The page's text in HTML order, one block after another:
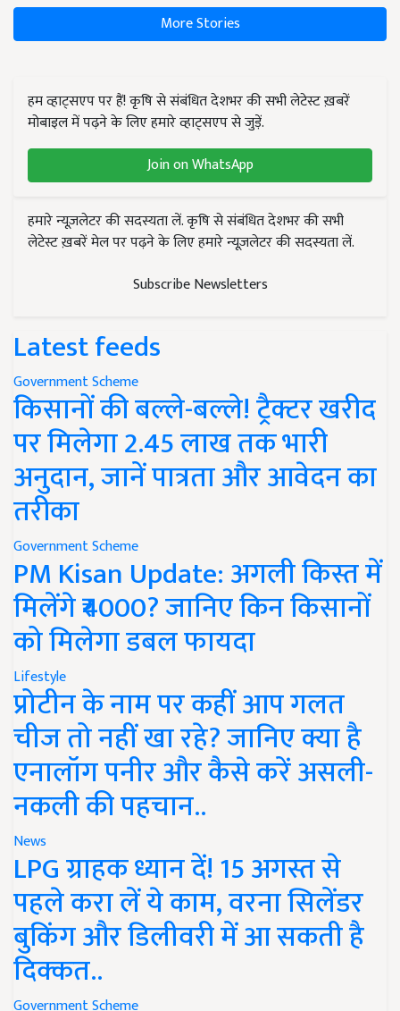
More Stories
हम व्हाट्सएप पर हैं! कृषि से संबंधित देशभर की सभी लेटेस्ट ख़बरें
मोबाइल में पढ़ने के लिए हमारे व्हाट्सएप से जुड़ें.
Join on WhatsApp
हमारे न्यूज़लेटर की सदस्यता लें. कृषि से संबंधित देशभर की सभी
लेटेस्ट ख़बरें मेल पर पढ़ने के लिए हमारे न्यूज़लेटर की सदस्यता लें.
Subscribe Newsletters
Latest feeds
Government Scheme
किसानों की बल्ले-बल्ले! ट्रैक्टर खरीद
पर मिलेगा 2.45 लाख तक भारी
अनुदान, जानें पात्रता और आवेदन का
तरीका
Government Scheme
PM Kisan Update: अगली किस्त में
मिलेंगे ₹4000? जानिए किन किसानों
को मिलेगा डबल फायदा
Lifestyle
प्रोटीन के नाम पर कहीं आप गलत
चीज तो नहीं खा रहे? जानिए क्या है
एनालॉग पनीर और कैसे करें असली-
नकली की पहचान..
News
LPG ग्राहक ध्यान दें! 15 अगस्त से
पहले करा लें ये काम, वरना सिलेंडर
बुकिंग और डिलीवरी में आ सकती है
दिक्कत..
Government Scheme